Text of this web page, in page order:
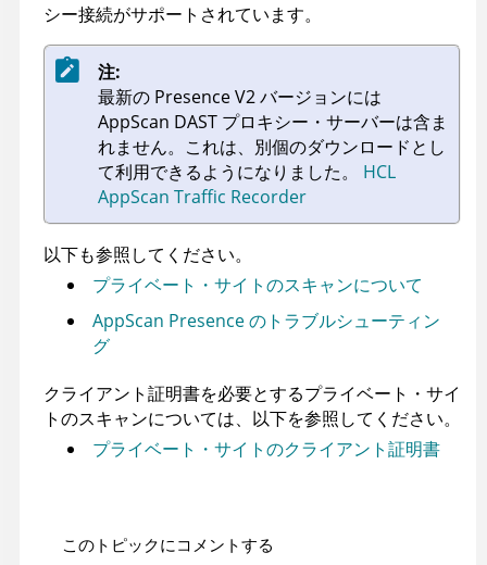
シー接続がサポートされています。
注:
最新の Presence V2 バージョンには
AppScan DAST プロキシー・サーバーは含ま
れません。これは、別個のダウンロードとし
て利用できるようになりました。 HCL
AppScan Traffic Recorder
以下も参照してください。
プライベート・サイトのスキャンについて
AppScan Presence のトラブルシューティン
グ
クライアント証明書を必要とするプライベート・サイ
トのスキャンについては、以下を参照してください。
プライベート・サイトのクライアント証明書
このトピックにコメントする